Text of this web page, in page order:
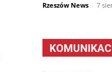
Rzeszów News - 7